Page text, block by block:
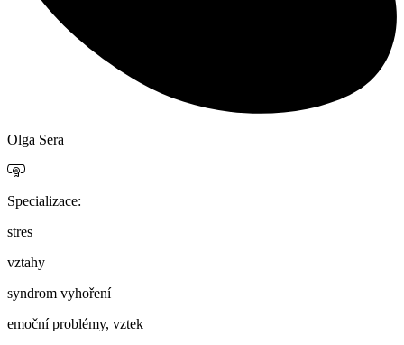
Olga Sera
Specializace:
stres
vztahy
syndrom vyhoření
emoční problémy, vztek